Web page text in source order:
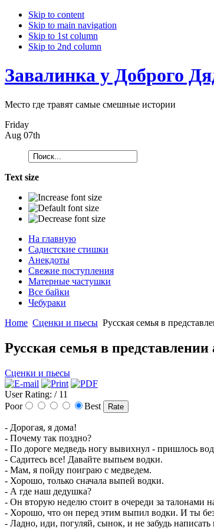
Skip to content
Skip to main navigation
Skip to 1st column
Skip to 2nd column
Завалинка у Доброго
Место где травят самые смешные истории
Friday
Aug 07th
Text size
На главную
Садистские стишки
Анекдоты
Свежие поступления
Матерные частушки
Все байки
Чебураки
Home Сценки и пьесы Русская семья в
Русская семья в
Сценки и пьесы
User Rating: / 11
Poor
Best
- Дорогая, я дома!
- Почему так поздно?
- По дороге медведь ногу вывихнул - пришлось
- Садитесь все! Давайте выпьем водки.
- Мам, я пойду поиграю с медведем.
- Хорошо, только сначала выпей водки.
- А где наш дедушка?
- Он вторую неделю стоит в очереди за талонами
- Хорошо, что он перед этим выпил водки. И ты
- Ладно, иди, погуляй, сынок, и не забудь